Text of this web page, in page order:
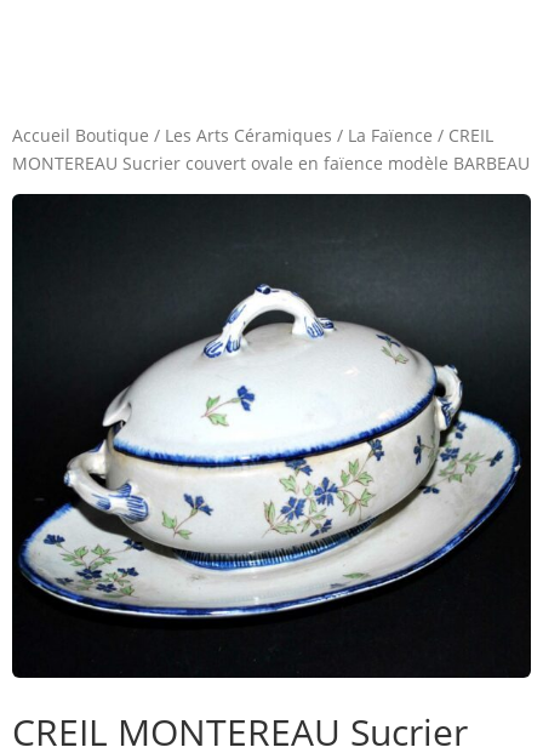
Accueil Boutique / Les Arts Céramiques / La Faïence / CREIL
MONTEREAU Sucrier couvert ovale en faïence modèle BARBEAU
CREIL MONTEREAU Sucrier